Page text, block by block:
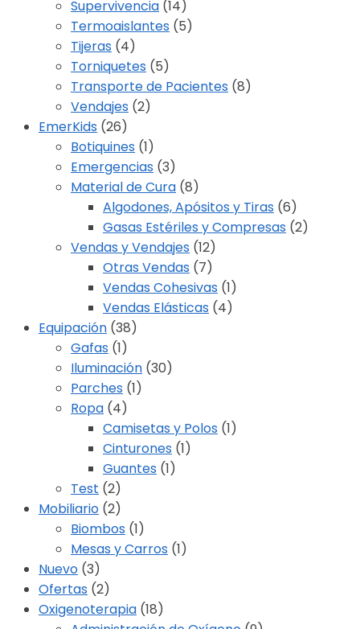
Supervivencia (14)
Termoaislantes (5)
Tijeras (4)
Torniquetes (5)
Transporte de Pacientes (8)
Vendajes (2)
EmerKids (26)
Botiquines (1)
Emergencias (3)
Material de Cura (8)
Algodones, Apósitos y Tiras (6)
Gasas Estériles y Compresas (2)
Vendas y Vendajes (12)
Otras Vendas (7)
Vendas Cohesivas (1)
Vendas Elásticas (4)
Equipación (38)
Gafas (1)
Iluminación (30)
Parches (1)
Ropa (4)
Camisetas y Polos (1)
Cinturones (1)
Guantes (1)
Test (2)
Mobiliario (2)
Biombos (1)
Mesas y Carros (1)
Nuevo (3)
Ofertas (2)
Oxigenoterapia (18)